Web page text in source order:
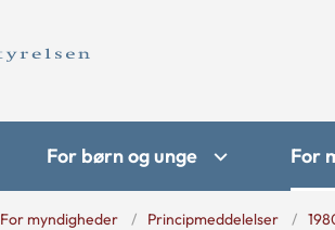
For børn og unge For
For myndigheder Principmeddelelser